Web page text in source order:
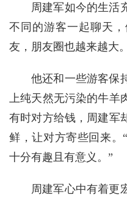
周建军如今的生活
不同的游客一起聊天
友，朋友圈也越来越大。
他还和一些游客保
上纯天然无污染的牛羊
有时对方给钱，周建军
鲜，让对方寄些回来。
十分有趣且有意义。”
周建军心中有着更